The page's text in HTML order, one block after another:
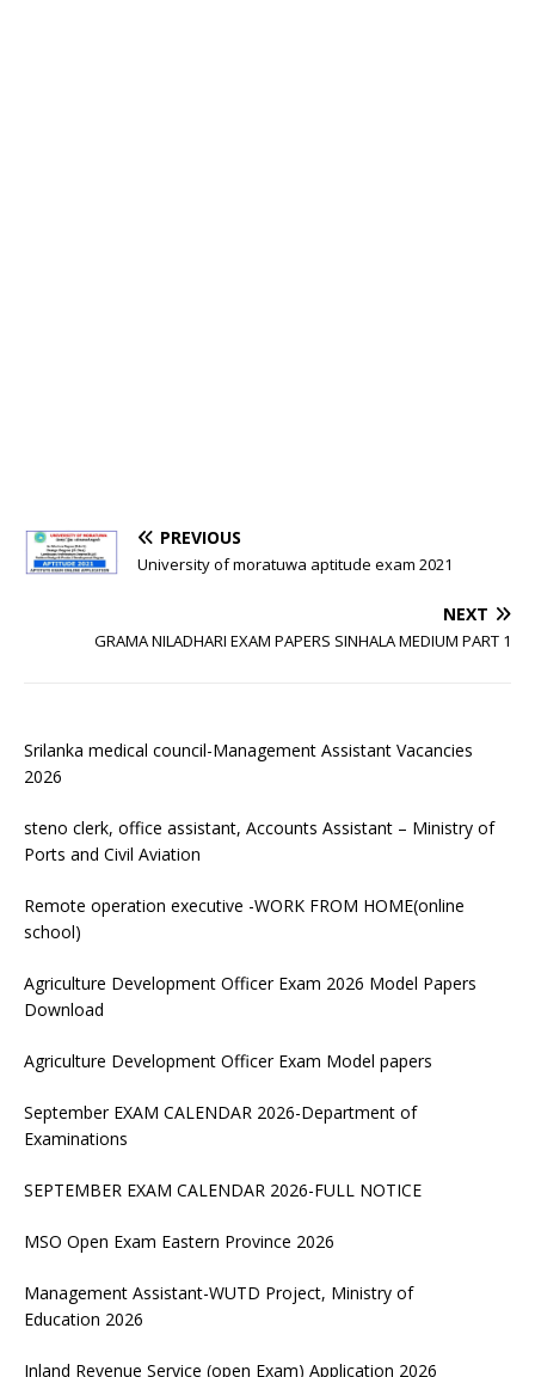
PREVIOUS
University of moratuwa aptitude exam 2021
NEXT
GRAMA NILADHARI EXAM PAPERS SINHALA MEDIUM PART 1
Srilanka medical council-Management Assistant Vacancies
2026
steno clerk, office assistant, Accounts Assistant – Ministry of
Ports and Civil Aviation
Remote operation executive -WORK FROM HOME(online
school)
Agriculture Development Officer Exam 2026 Model Papers
Download
Agriculture Development Officer Exam Model papers
September EXAM CALENDAR 2026-Department of
Examinations
SEPTEMBER EXAM CALENDAR 2026-FULL NOTICE
MSO Open Exam Eastern Province 2026
Management Assistant-WUTD Project, Ministry of
Education 2026
Inland Revenue Service (open Exam) Application 2026